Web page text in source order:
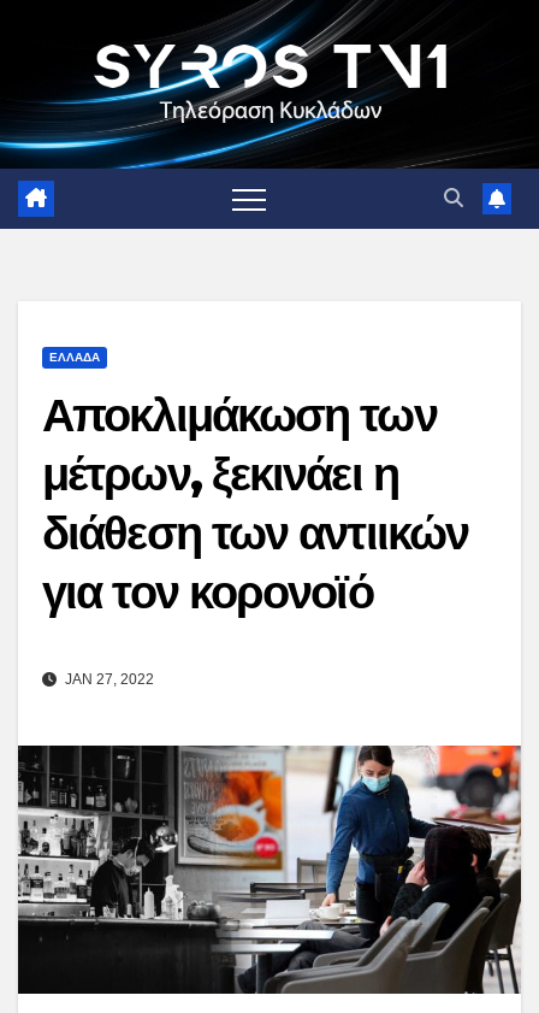
ΕΛΛΑΔΑ
Αποκλιμάκωση των
μέτρων, ξεκινάει η
διάθεση των αντιικών
για τον κορονοϊό
JAN 27, 2022